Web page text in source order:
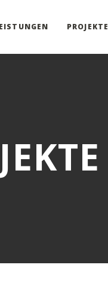
PROJEKTE